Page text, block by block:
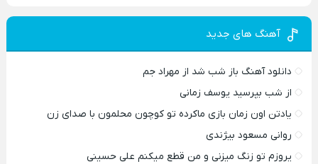
آهنگ های جدید
دانلود آهنگ باز شب شد از مهراد جم
از شب بپرسید یوسف زمانی
یادتن اون زمان بازی ماکرده تو کوچون محلمون با صدای زن
روانی مسعود بیژندی
یروزم تو زنگ میزنی و من قطع میکنم علی حسینی